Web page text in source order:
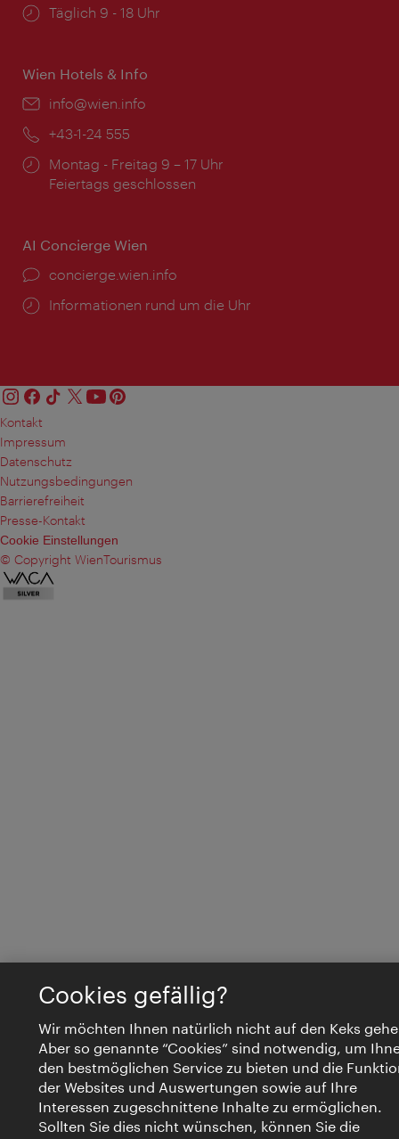
Öffnungszeiten:
Täglich 9 - 18 Uhr
Wien Hotels & Info
Email:
info@wien.info
Telefon:
+43-1-24 555
Öffnungszeiten:
Montag - Freitag 9 – 17 Uhr
Feiertags geschlossen
AI Concierge Wien
Ort:
concierge.wien.info
Öffnungszeiten:
Informationen rund um die Uhr
Kontakt
Impressum
Datenschutz
Nutzungsbedingungen
Barrierefreiheit
Presse-Kontakt
Cookie Einstellungen
© Copyright WienTourismus
Cookies gefällig?
Wir möchten Ihnen natürlich nicht auf den Keks
Aber so genannte “Cookies” sind notwendig, um
den bestmöglichen Service zu bieten und die
der Websites und Auswertungen sowie auf Ihre
Interessen zugeschnittene Inhalte zu ermöglichen.
Sollten Sie dies nicht wünschen, können Sie die